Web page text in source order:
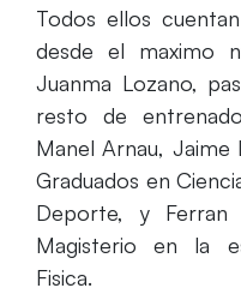
Todos ellos
desde el maximo
Juanma Lozano,
resto de
Manel Arnau, Jaime
Graduados en
Deporte, y
Magisterio en la
Fisica.